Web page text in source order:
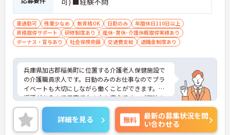
車通勤可 残業少なめ 無資格OK 日勤のみ
年間休日110日以上
資格取得サポート
研修制度あり
産休･育休･介護休暇取得実績あり
ボーナス・賞与あり
社会保険完備 交通費支給 退職金制度あり
兵庫県加古郡稲美町に位置する介護老人保健施設で
の介護職員求人です。日勤のみのお仕事なのでプラ
イベートも大切にしながら働くことができます。託
児所があるので子育て中の方も安心です。ご興味の
ある方には、面接対策ポイント等、さらに詳細をお
話ししますのでお気軽にご相談ください！
詳細を見る 無料
最新の募集状況を問
い合わせる